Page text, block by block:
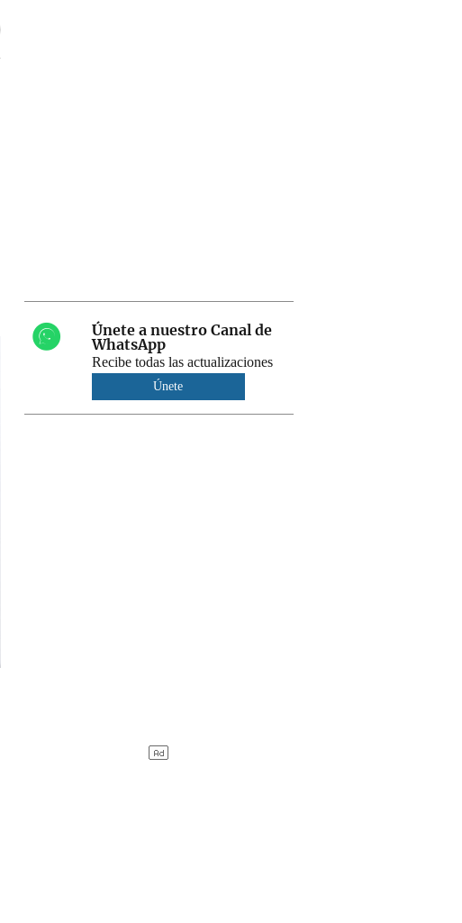
Únete a nuestro Canal de
WhatsApp
Recibe todas las actualizaciones
Únete